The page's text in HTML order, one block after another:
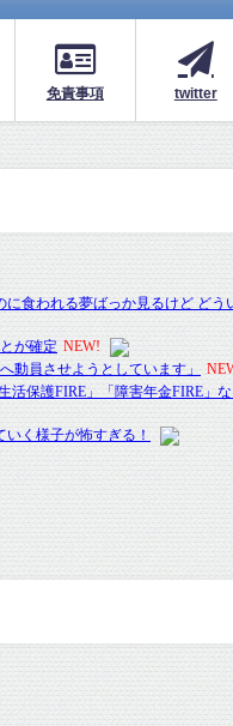
免責事項 twitter